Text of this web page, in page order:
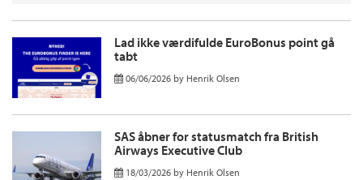
Lad ikke værdifulde EuroBonus point gå
tabt
06/06/2026 by Henrik Olsen
SAS åbner for statusmatch fra British
Airways Executive Club
18/03/2026 by Henrik Olsen